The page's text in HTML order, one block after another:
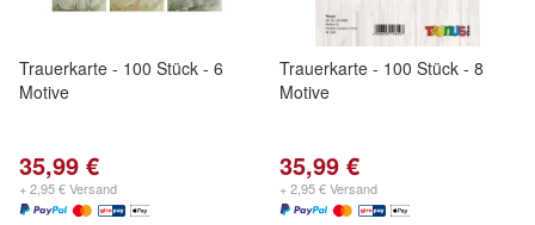
Trauerkarte - 100 Stück - 6
Motive
35,99 €
+ 2,95 € Versand
Trauerkarte - 100 Stück - 8
Motive
35,99 €
+ 2,95 € Versand